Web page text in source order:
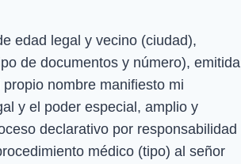
edad legal y vecino (ciudad),
de documentos y número), emitida
nombre manifiesto mi
y el poder especial, amplio y
declarativo por responsabilidad
médico (tipo) al señor